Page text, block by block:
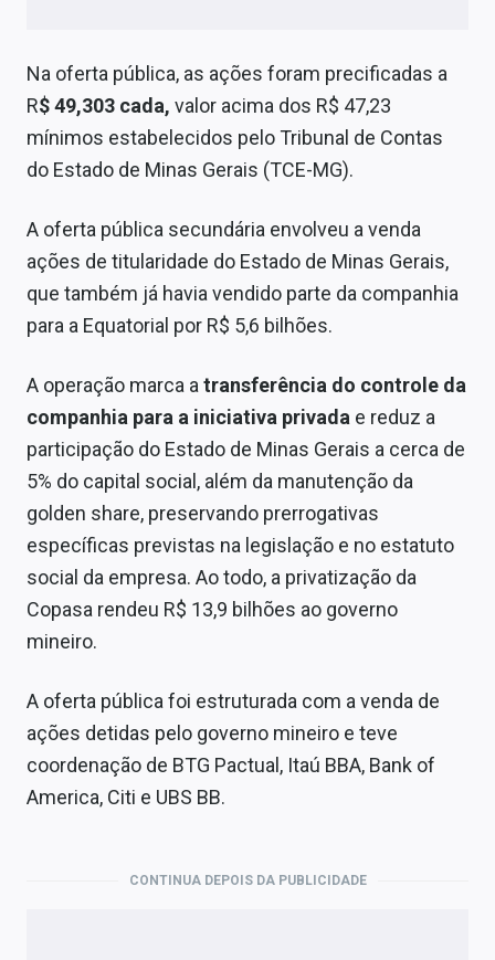
Conteúdo de Marca
Contato
Na oferta pública, as ações foram precificadas a
R$ 49,303 cada, valor acima dos R$ 47,23
mínimos estabelecidos pelo Tribunal de Contas
do Estado de Minas Gerais (TCE-MG).
A oferta pública secundária envolveu a venda
ações de titularidade do Estado de Minas Gerais,
que também já havia vendido parte da companhia
para a Equatorial por R$ 5,6 bilhões.
A operação marca atransferência do controle da
companhia para a iniciativa privada e reduz a
participação do Estado de Minas Gerais a cerca de
5% do capital social, além da manutenção da
golden share, preservando prerrogativas
específicas previstas na legislação e no estatuto
social da empresa. Ao todo, a privatização da
Copasa rendeu R$ 13,9 bilhões ao governo
mineiro.
A oferta pública foi estruturada com a venda de
ações detidas pelo governo mineiro e teve
coordenação de BTG Pactual, Itaú BBA, Bank of
America, Citi e UBS BB.
CONTINUA DEPOIS DA PUBLICIDADE